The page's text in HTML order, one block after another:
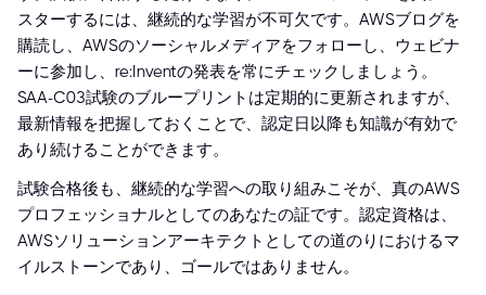
スターするには、継続的な学習が不可欠です。AWSブログを
購読し、AWSのソーシャルメディアをフォローし、ウェビナ
ーに参加し、re:Inventの発表を常にチェックしましょう。
SAA-C03試験のブループリントは定期的に更新されますが、
最新情報を把握しておくことで、認定日以降も知識が有効で
あり続けることができます。
試験合格後も、継続的な学習への取り組みこそが、真のAWS
プロフェッショナルとしてのあなたの証です。認定資格は、
AWSソリューションアーキテクトとしての道のりにおけるマ
イルストーンであり、ゴールではありません。